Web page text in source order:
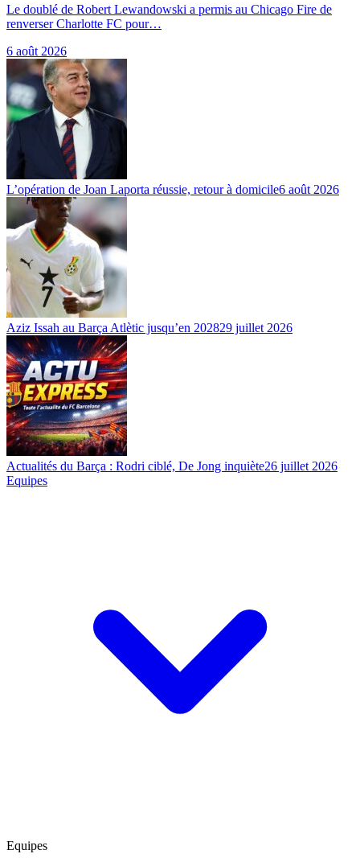
Le doublé de Robert Lewandowski a permis au Chicago Fire de
renverser Charlotte FC pour…
6 août 2026
L’opération de Joan Laporta réussie, retour à domicile6 août 2026
Aziz Issah au Barça Atlètic jusqu’en 202829 juillet 2026
Actualités du Barça : Rodri ciblé, De Jong inquiète26 juillet 2026
Equipes
Equipes